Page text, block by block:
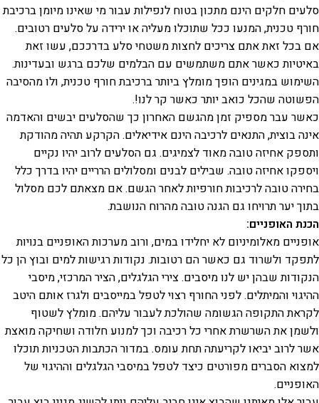
סלעים חלקים הינם מתכון בטוח לנפילות עבור מי שאינו מיומן ברכיבת
חורף טכנית, המנעו ככל שתוכלו מעליה או ירידה על סלעים רטובים.
אם בכל זאת אתם צריכים לחצות משטחי סלע בדרככם, עשו זאת
באיטיות כאשר אתם משתמשים עם הבלמים שלכם ברגש ובעדינות.
השימוש במגינים הופך מומלץ ביותר ברכיבת חורף טכנית, ולו מהסיבה
הפשוטה שהכל כואב יותר כאשר קר לנו!.
כאשר עבר מספיק זמן מהגשם האחרון כך שהסלעים יבשים והאדמה
אינה בוצית, התנאים לרכיבה הינם אידיאלים. הקרקע תהיה מהודקת
ותספק אחיזה טובה מאוד לצמיגים. גם הסלעים לרוב יהיו נקיים
ויספקו אחיזה טובה. שבילים לבנים ומסלולים הרריים יהיו בדרך כלל
בחירה טובה לרכיבות חורפיות לאחר הגשם. אם מצאתם לכם מסלול
בתוך יער תרויחו גם הגנה טובה מהרוח הנושבת.
הכנת האופניים:
אופניים מאלומיניום לא יחלידו במים, ורוב מערכות האופניים בנויות
לתפקד ולשרוד גם כאשר הם רטובות. נקודות רגישות למים ובוץ הן כל
הנקודות שבהן יש לנו מיסבים. צירי הגלגלים, הציר המרכזי, מיסבי
ההיגוי והמיתלים. לפני החורף רצוי לטפל במייסבים ולגרז אותם היטב
לקראת התקופה הגשומה שהולכת לעבור עליהם. מומלץ לשטוף
ולשמן את השרשרת אחרי כל רכיבה וכך למנוע חלודה ושחיקה מואצת
אשר לרוב יביאו לקריעתה תחת עומס. במדור הכתבות הטכניות תוכלו
למצוא הסברים מפורטים כיצד לטפל במיסבי הגלגלים וההיגוי של
האופניים.